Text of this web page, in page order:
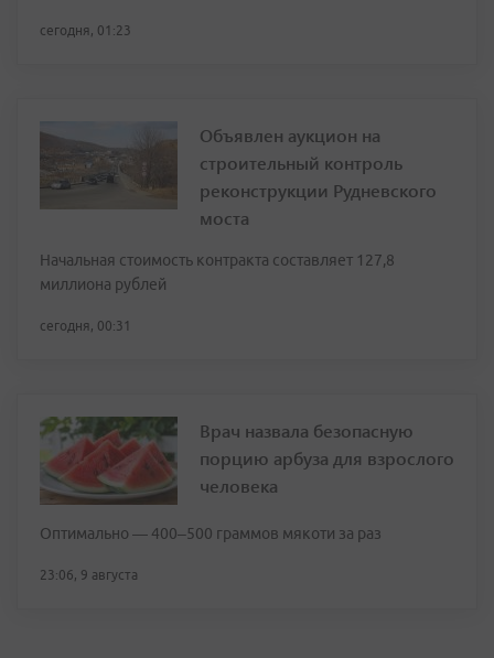
сегодня, 01:23
Объявлен аукцион на
строительный контроль
реконструкции Рудневского
моста
Начальная стоимость контракта составляет 127,8
миллиона рублей
сегодня, 00:31
Врач назвала безопасную
порцию арбуза для взрослого
человека
Оптимально — 400–500 граммов мякоти за раз
23:06, 9 августа